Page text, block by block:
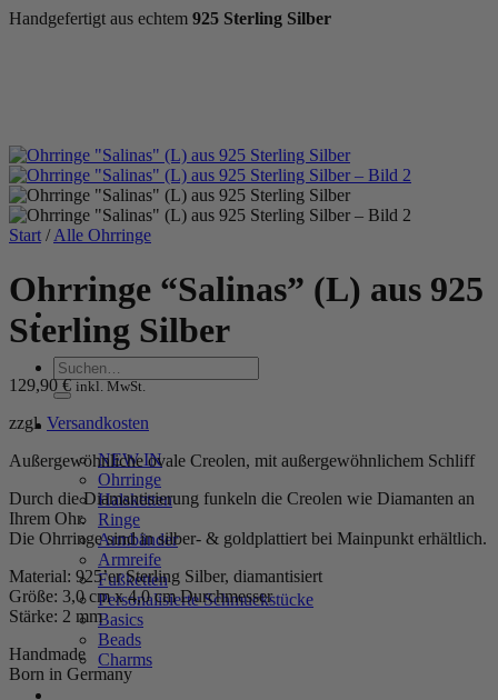
Handgefertigt aus echtem 925 Sterling Silber
Suchen
nach:
WOMEN
NEW IN
Ohrringe
Halsketten
Ringe
Armbänder
Armreife
Fußketten
Personalisierte Schmuckstücke
Basics
Beads
Charms
Start / Alle Ohrringe
Ohrringe “Salinas” (L) aus 925
Sterling Silber
129,90€ inkl. MwSt.
zzgl. Versandkosten
Außergewöhnliche ovale Creolen, mit außergewöhnlichem Schliff
Durch die Diamantisierung funkeln die Creolen wie Diamanten an
Ihrem Ohr.
Die Ohrringe sind in silber- & goldplattiert bei Mainpunkt erhältlich.
Material: 925’er Sterling Silber, diamantisiert
Größe: 3,0 cm x 4,0 cm Durchmesser
Stärke: 2 mm
Handmade
Born in Germany